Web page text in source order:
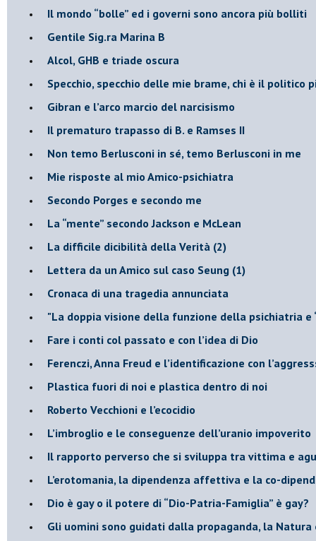
​Il mondo “bolle” ed i governi sono ancora più bolliti
​Gentile Sig.ra Marina B
​Alcol, GHB e triade oscura
​Specchio, specchio delle mie brame, chi è il politico
​Gibran e l’arco marcio del narcisismo
​Il prematuro trapasso di B. e Ramses II
​Non temo Berlusconi in sé, temo Berlusconi in me
​Mie risposte al mio Amico-psichiatra
​Secondo Porges e secondo me
​La “mente” secondo Jackson e McLean
La difficile dicibilità della Verità (2)
​Lettera da un Amico sul caso Seung (1)
​Cronaca di una tragedia annunciata
"​La doppia visione della funzione della psichiatria e
​Fare i conti col passato e con l’idea di Dio
​Ferenczi, Anna Freud e l’identificazione con
Plastica fuori di noi e plastica dentro di noi
​Roberto Vecchioni e l’ecocidio
​L’imbroglio e le conseguenze dell’uranio impoverito
​Il rapporto perverso che si sviluppa tra vittima e
L’erotomania, la dipendenza affettiva e la co-
​Dio è gay o il potere di “Dio-Patria-Famiglia” è gay?
​Gli uomini sono guidati dalla propaganda, la